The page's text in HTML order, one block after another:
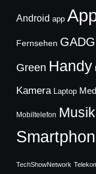
Android app
Fernsehen
Green Handy
Kamera Laptop
Mobiltelefon Musik
TechShowNetwork